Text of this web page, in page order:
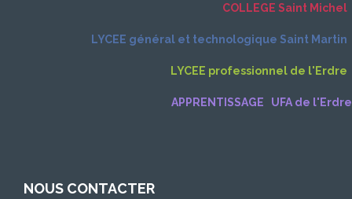
COLLEGE Saint Michel
LYCEE général et technologique Saint Martin
LYCEE professionnel de l'Erdre
APPRENTISSAGE UFA de l'Erdre
NOUS CONTACTER